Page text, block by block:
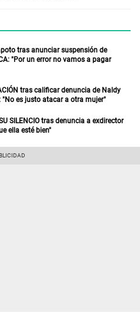
tras anunciar suspensión de
"Por un error no vamos a pagar
tras calificar denuncia de Naldy
es justo atacar a otra mujer"
SILENCIO tras denuncia a exdirector
ella esté bien"